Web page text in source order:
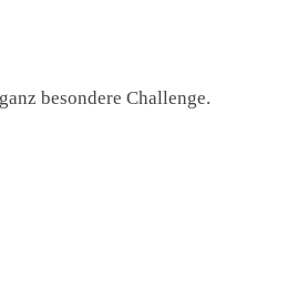
besondere Challenge.